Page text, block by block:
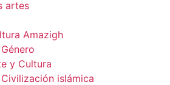
artes
Amazigh
y Cultura
islámica